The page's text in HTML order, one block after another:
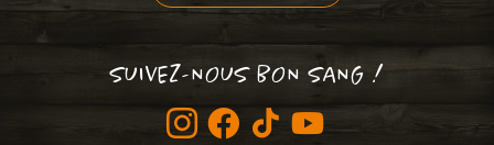
SUIVEZ-NOUS BON SANG !